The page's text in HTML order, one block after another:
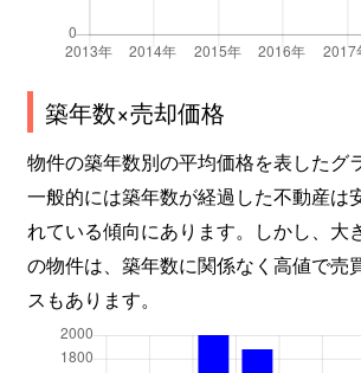
築年数×売却価格
物件の築年数別の平均価格を表したグ
一般的には築年数が経過した不動産は
れている傾向にあります。しかし、大
の物件は、築年数に関係なく高値で売
スもあります。